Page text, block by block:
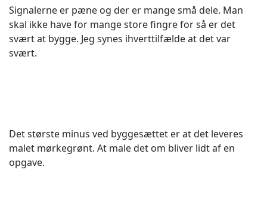
Signalerne er pæne og der er mange små dele. Man
skal ikke have for mange store fingre for så er det
svært at bygge. Jeg synes ihverttilfælde at det var
svært.
Det største minus ved byggesættet er at det leveres
malet mørkegrønt. At male det om bliver lidt af en
opgave.